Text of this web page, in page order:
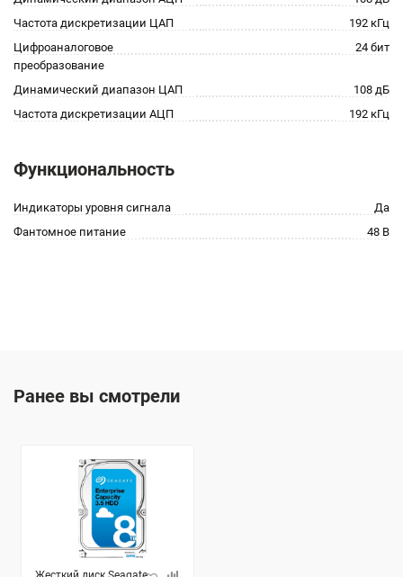
Частота дискретизации ЦАП
192 кГц
Цифроаналоговое
преобразование
24 бит
Динамический диапазон ЦАП
108 дБ
Частота дискретизации АЦП
192 кГц
Функциональность
Индикаторы уровня сигнала
Да
Фантомное питание
48 В
Ранее вы смотрели